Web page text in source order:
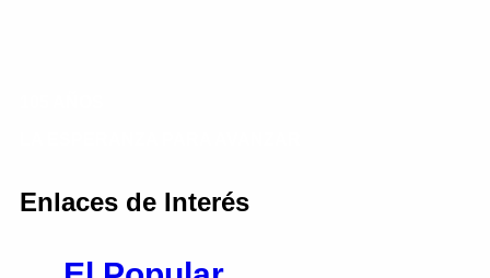
Enlaces de Interés